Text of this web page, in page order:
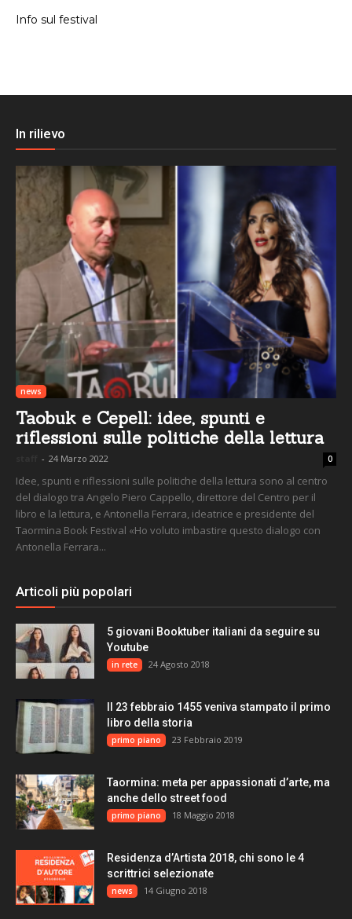
Info sul festival
In rilievo
news
Taobuk e Cepell: idee, spunti e
riflessioni sulle politiche della lettura
- 24 Marzo 2022 0
Idee, spunti e riflessioni sulle politiche della lettura sono al centro
del dialogo tra Angelo Piero Cappello, direttore del Centro per il
libro e la lettura, e Antonella Ferrara, ideatrice e presidente del
Taormina Book Festival «Ho voluto imbastire questo dialogo con
Antonella Ferrara...
Articoli più popolari
5 giovani Booktuber italiani da seguire su
Youtube
in rete 24 Agosto 2018
Il 23 febbraio 1455 veniva stampato il primo
libro della storia
primo piano 23 Febbraio 2019
Taormina: meta per appassionati d’arte, ma
anche dello street food
primo piano 18 Maggio 2018
Residenza d’Artista 2018, chi sono le 4
scrittrici selezionate
news 14 Giugno 2018